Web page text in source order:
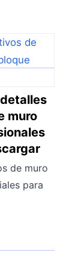
muro
de muro
para